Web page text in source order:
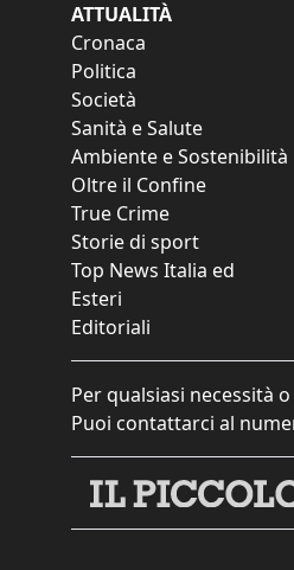
ATTUALITÀ
Cronaca
Politica
Società
Sanità e Salute
Ambiente e Sostenibilità
Oltre il Confine
True Crime
Storie di sport
Top News Italia ed
Esteri
Editoriali
Per qualsiasi necessità
Puoi contattarci al